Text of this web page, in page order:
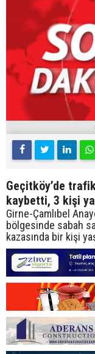
Geçitköy’de
kaybetti, 3 kişi
Girne-Çamlıbel
bölgesinde sabah
kazasında bir kişi